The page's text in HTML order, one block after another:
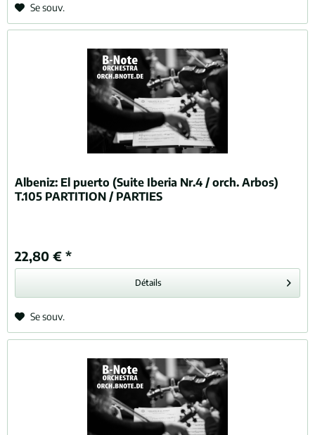
Se souv.
Albeniz: El puerto (Suite Iberia Nr.4 / orch. Arbos)
T.105 PARTITION / PARTIES
22,80 € *
Détails
Se souv.